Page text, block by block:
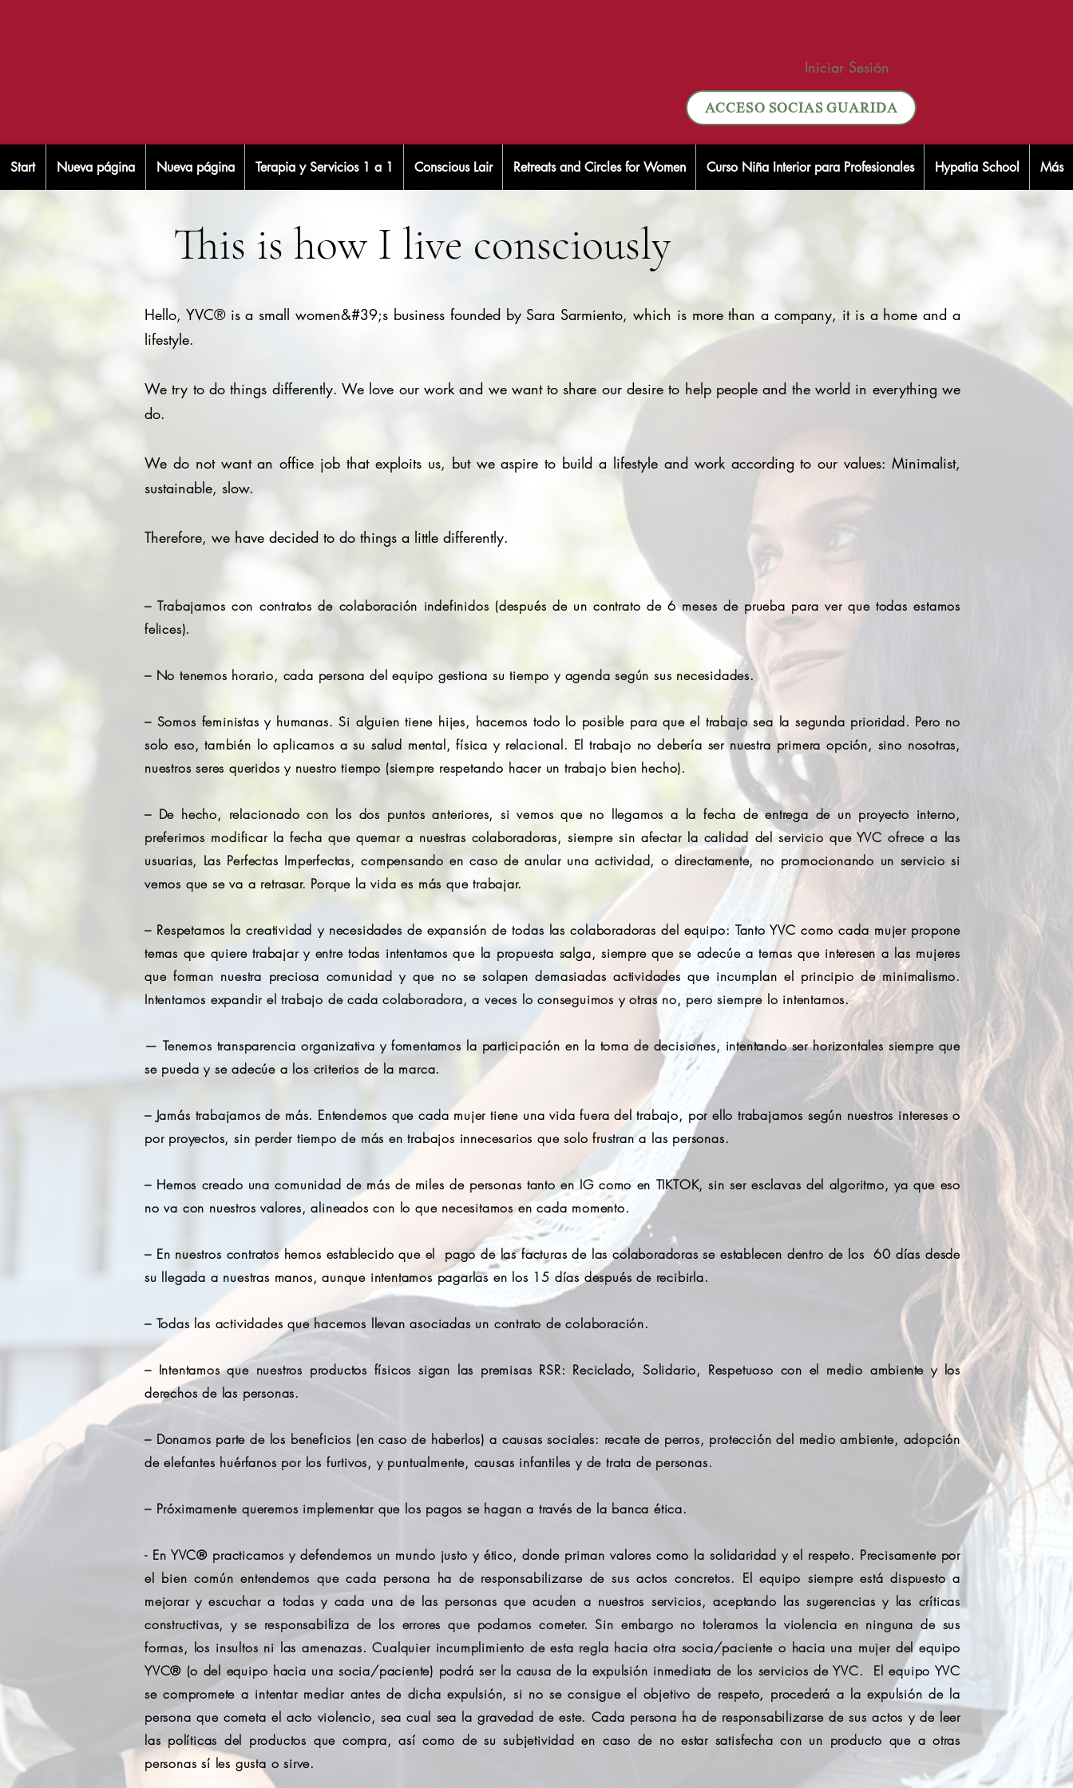
Iniciar Sesión
ACCESO SOCIAS GUARIDA
Start Nueva página Nueva página Terapia y Servicios 1 a 1 Conscious Lair Retreats and Circles for Women Curso Niña Interior para Profesionales Hypatia School Más
This is how I live consciously
Hello, YVC® is a small women&#39;s business founded by Sara Sarmiento, which is more than a company, it is a home and a
lifestyle.
We try to do things differently. We love our work and we want to share our desire to help people and the world in everything we
do.
We do not want an office job that exploits us, but we aspire to build a lifestyle and work according to our values: Minimalist,
sustainable, slow.
Therefore, we have decided to do things a little differently.
– Trabajamos con contratos de colaboración indefinidos (después de un contrato de 6 meses de prueba para ver que todas estamos
felices).
– No tenemos horario, cada persona del equipo gestiona su tiempo y agenda según sus necesidades.
– Somos feministas y humanas. Si alguien tiene hijes, hacemos todo lo posible para que el trabajo sea la segunda prioridad. Pero no
solo eso, también lo aplicamos a su salud mental, física y relacional. El trabajo no debería ser nuestra primera opción, sino nosotras,
nuestros seres queridos y nuestro tiempo (siempre respetando hacer un trabajo bien hecho).
– De hecho, relacionado con los dos puntos anteriores, si vemos que no llegamos a la fecha de entrega de un proyecto interno,
preferimos modificar la fecha que quemar a nuestras colaboradoras, siempre sin afectar la calidad del servicio que YVC ofrece a las
usuarias, Las Perfectas Imperfectas, compensando en caso de anular una actividad, o directamente, no promocionando un servicio si
vemos que se va a retrasar. Porque la vida es más que trabajar.
– Respetamos la creatividad y necesidades de expansión de todas las colaboradoras del equipo: Tanto YVC como cada mujer propone
temas que quiere trabajar y entre todas intentamos que la propuesta salga, siempre que se adecúe a temas que interesen a las mujeres
que forman nuestra preciosa comunidad y que no se solapen demasiadas actividades que incumplan el principio de minimalismo.
Intentamos expandir el trabajo de cada colaboradora, a veces lo conseguimos y otras no, pero siempre lo intentamos.
— Tenemos transparencia organizativa y fomentamos la participación en la toma de decisiones, intentando ser horizontales siempre que
se pueda y se adecúe a los criterios de la marca.
– Jamás trabajamos de más. Entendemos que cada mujer tiene una vida fuera del trabajo, por ello trabajamos según nuestros intereses o
por proyectos, sin perder tiempo de más en trabajos innecesarios que solo frustran a las personas.
– Hemos creado una comunidad de más de miles de personas tanto en IG como en TIKTOK, sin ser esclavas del algoritmo, ya que eso
no va con nuestros valores, alineados con lo que necesitamos en cada momento.
– En nuestros contratos hemos establecido que el pago de las facturas de las colaboradoras se establecen dentro de los 60 días desde
su llegada a nuestras manos, aunque intentamos pagarlas en los 15 días después de recibirla.
– Todas las actividades que hacemos llevan asociadas un contrato de colaboración.
– Intentamos que nuestros productos físicos sigan las premisas RSR: Reciclado, Solidario, Respetuoso con el medio ambiente y los
derechos de las personas.
– Donamos parte de los beneficios (en caso de haberlos) a causas sociales: recate de perros, protección del medio ambiente, adopción
de elefantes huérfanos por los furtivos, y puntualmente, causas infantiles y de trata de personas.
– Próximamente queremos implementar que los pagos se hagan a través de la banca ética.
- En YVC® practicamos y defendemos un mundo justo y ético, donde priman valores como la solidaridad y el respeto. Precisamente por
el bien común entendemos que cada persona ha de responsabilizarse de sus actos concretos. El equipo siempre está dispuesto a
mejorar y escuchar a todas y cada una de las personas que acuden a nuestros servicios, aceptando las sugerencias y las críticas
constructivas, y se responsabiliza de los errores que podamos cometer. Sin embargo no toleramos la violencia en ninguna de sus
formas, los insultos ni las amenazas. Cualquier incumplimiento de esta regla hacia otra socia/paciente o hacia una mujer del equipo
YVC® (o del equipo hacia una socia/paciente) podrá ser la causa de la expulsión inmediata de los servicios de YVC. El equipo YVC
se compromete a intentar mediar antes de dicha expulsión, si no se consigue el objetivo de respeto, procederá a la expulsión de la
persona que cometa el acto violencio, sea cual sea la gravedad de este. Cada persona ha de responsabilizarse de sus actos y de leer
las políticas del productos que compra, así como de su subjetividad en caso de no estar satisfecha con un producto que a otras
personas sí les gusta o sirve.